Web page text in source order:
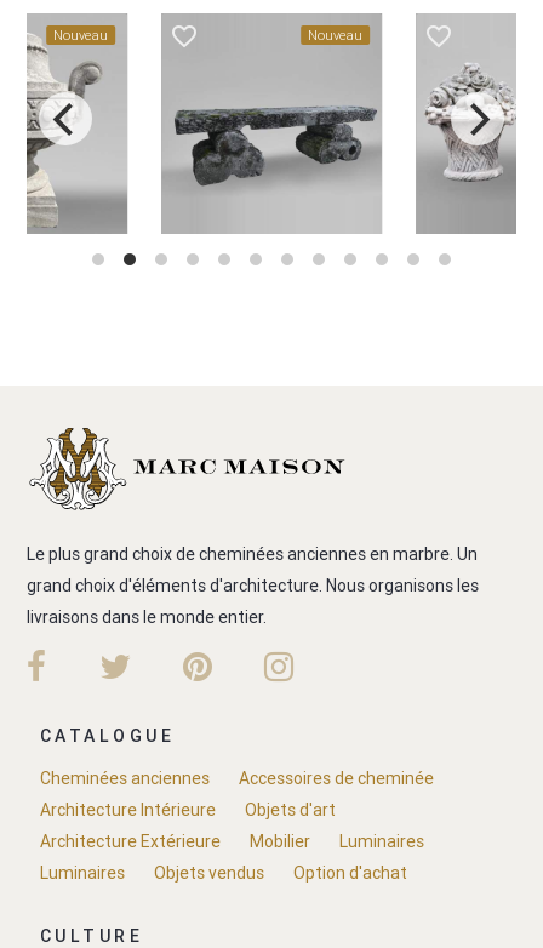
Nouveau favorite_border Nouveau favorite_border
Le plus grand choix de cheminées anciennes en marbre. Un
grand choix d'éléments d'architecture. Nous organisons les
livraisons dans le monde entier.
CATALOGUE
Cheminées anciennes
Accessoires de cheminée
Architecture Intérieure
Objets d'art
Architecture Extérieure
Mobilier
Luminaires
Luminaires
Objets vendus Option d'achat
CULTURE